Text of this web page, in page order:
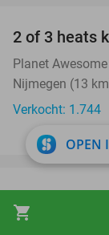
shopping_cart
2 of 3 heats
Planet
Nijmegen (13
Verkocht: 1.744
gangendiner
OPEN